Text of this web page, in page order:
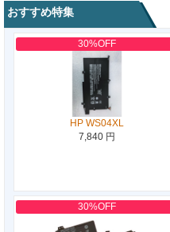
おすすめ特集
30%OFF
HP WS04XL
7,840 円
30%OFF